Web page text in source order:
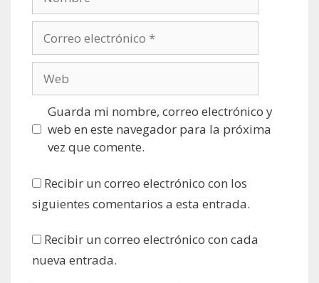
electrónico
Guarda mi nombre, correo electrónico y
web en este navegador para la próxima
vez que comente.
Recibir un correo electrónico con los
siguientes comentarios a esta entrada.
Recibir un correo electrónico con cada
nueva entrada.